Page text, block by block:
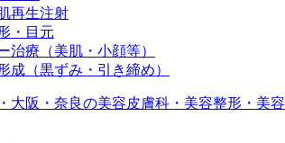
再生注射
・目元
治療（美肌・小顔等）
成（黒ずみ・引き締め）